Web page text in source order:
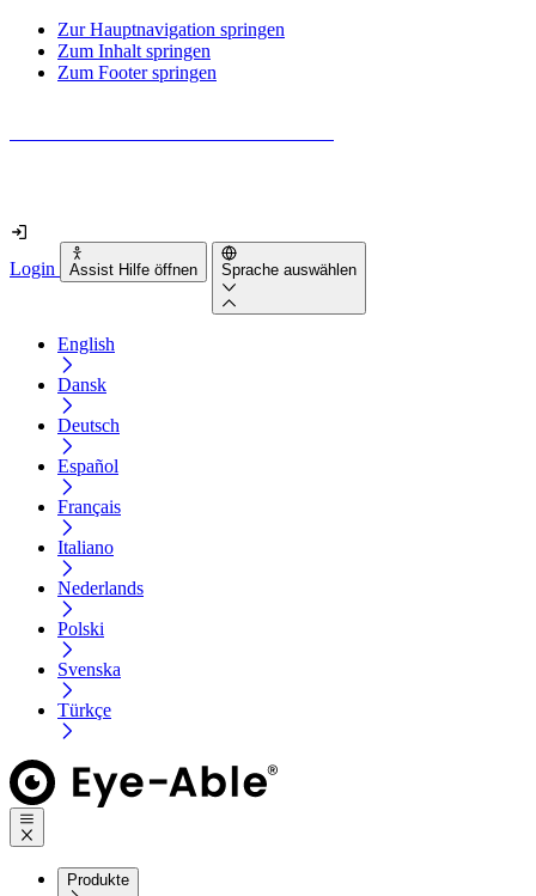
Zur Hauptnavigation springen
Zum Inhalt springen
Zum Footer springen
Login Assist Hilfe öffnen Sprache auswählen
English
Dansk
Deutsch
Español
Français
Italiano
Nederlands
Polski
Svenska
Türkçe
Produkte